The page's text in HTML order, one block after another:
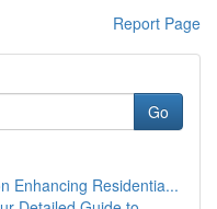
Report Page
Go
Enhancing Residentia...